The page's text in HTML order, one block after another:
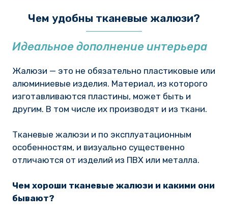
Чем удобны тканевые жалюзи?
Идеальное дополнение интерьера
Жалюзи — это не обязательно пластиковые или
алюминиевые изделия. Материал, из которого
изготавливаются пластины, может быть и
другим. В том числе их производят и из ткани.
Тканевые жалюзи и по эксплуатационным
особенностям, и визуально существенно
отличаются от изделий из ПВХ или металла.
Чем хороши тканевые жалюзи и какими они
бывают?